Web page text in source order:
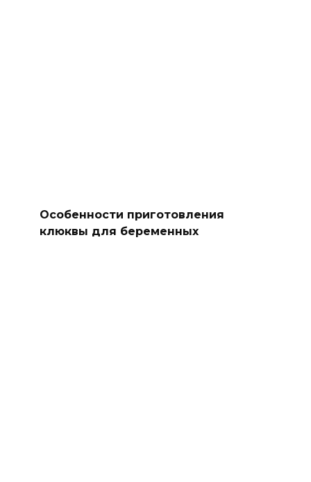
Особенности приготовления
клюквы для беременных